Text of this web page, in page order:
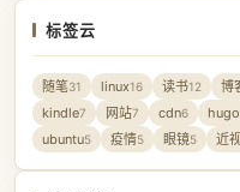
标签云
随笔31 linux16 读书12 博
kindle7 网站7 cdn6 hugo
ubuntu5 疫情5 眼镜5 近